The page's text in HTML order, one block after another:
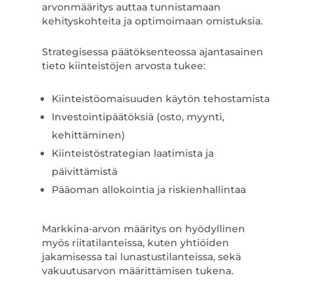
arvonmääritys auttaa tunnistamaan
kehityskohteita ja optimoimaan omistuksia.
Strategisessa päätöksenteossa ajantasainen
tieto kiinteistöjen arvosta tukee:
Kiinteistöomaisuuden käytön tehostamista
Investointipäätöksiä (osto, myynti,
kehittäminen)
Kiinteistöstrategian laatimista ja
päivittämistä
Pääoman allokointia ja riskienhallintaa
Markkina-arvon määritys on hyödyllinen
myös riitatilanteissa, kuten yhtiöiden
jakamisessa tai lunastustilanteissa, sekä
vakuutusarvon määrittämisen tukena.